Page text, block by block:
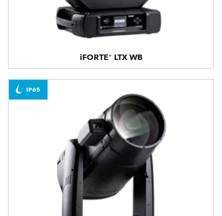
iFORTE® LTX WB
IP65